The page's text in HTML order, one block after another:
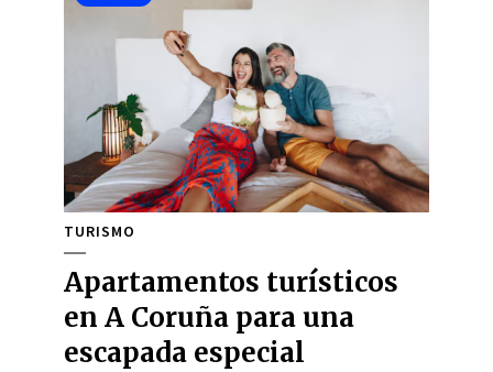
TURISMO
Apartamentos turísticos
en A Coruña para una
escapada especial